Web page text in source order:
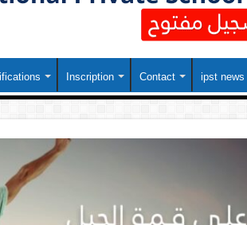
Inscription Contact ipst news